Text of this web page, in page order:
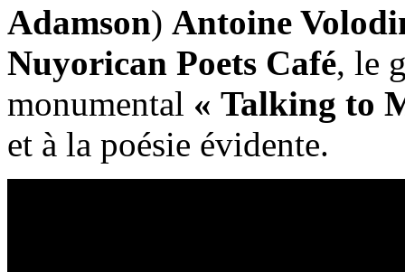
Adamson) Antoine
Nuyorican Poets Café, le
monumental « Talking to
et à la poésie évidente.